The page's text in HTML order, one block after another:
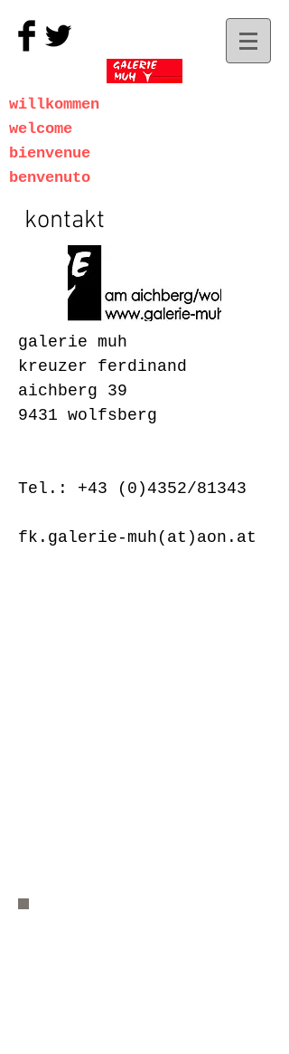
willkommen
welcome
bienvenue
benvenuto
kontakt
galerie muh
kreuzer ferdinand
aichberg 39
9431 wolfsberg
Tel.: +43 (0)4352/81343
fk.galerie-muh(at)aon.at